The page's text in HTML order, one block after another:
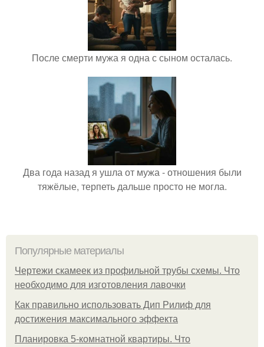
После смерти мужа я одна с сыном осталась.
Два года назад я ушла от мужа - отношения были
тяжёлые, терпеть дальше просто не могла.
Популярные материалы
Чертежи скамеек из профильной трубы схемы. Что
необходимо для изготовления лавочки
Как правильно использовать Дип Рилиф для
достижения максимального эффекта
Планировка 5-комнатной квартиры. Что